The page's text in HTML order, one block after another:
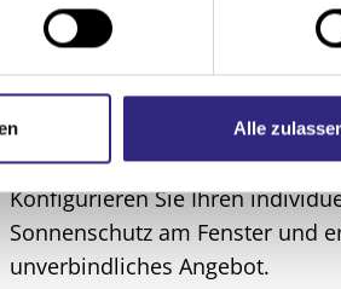
Alle
Was kostet mein neuer
Insektenschutz am
Konfigurieren Sie Ihren
Sonnenschutz am Fenster und
unverbindliches Angebot.